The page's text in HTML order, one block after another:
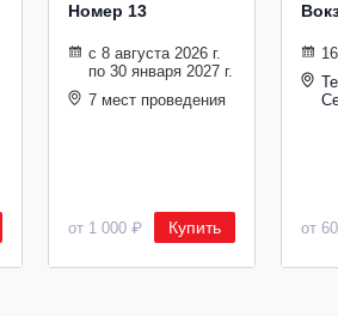
Номер 13
с 8 августа 2026 г.
по 30 января 2027 г.
7 мест проведения
от 1 000 ₽ Купить от